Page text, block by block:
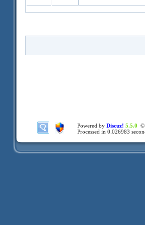
Powered by Discuz! 5.5.0 ©
Processed in 0.026983